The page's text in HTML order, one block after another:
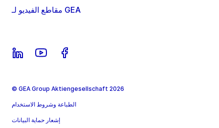
مقاطع الفيديو لـ GEA
© GEA Group Aktiengesellschaft 2026
الطباعة وشروط الاستخدام
إشعار حماية البيانات